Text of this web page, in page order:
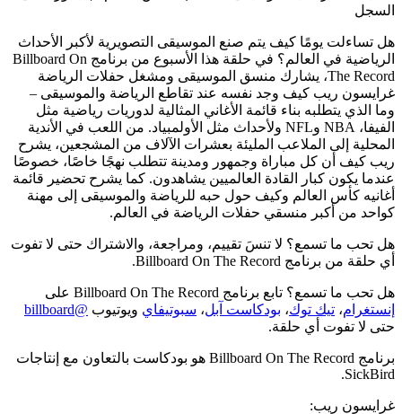
هل تساءلت يومًا كيف يتم صنع الموسيقى التصويرية لأكبر الأحداث
الرياضية في العالم؟ في حلقة هذا الأسبوع من برنامج Billboard On
The Record، يشارك منسق الموسيقى ومشغل حفلات الرياضة
غرايسون ريب كيف وجد نفسه عند تقاطع الرياضة والموسيقى –
وما الذي يتطلبه بناء قائمة الأغاني المثالية لدوريات رياضية مثل
الفيفا، NBA وNFL ولأحداث مثل الأولمبياد. من اللعب في الأندية
المحلية إلى الملاعب المليئة بعشرات الآلاف من المشجعين، يشرح
ريب كيف أن كل مباراة وجمهور ومدينة تتطلب نهجًا خاصًا، خصوصًا
عندما يكون كبار القادة العالميين يشاهدون. كما يشرح تحضير قائمة
أغانيه كأس العالم وكيف حول حبه للرياضة والموسيقى إلى مهنة
كواحد من أكبر منسقي حفلات الرياضة في العالم.
هل تحب ما تسمع؟ لا تنسَ تقييم، ومراجعة، والاشتراك حتى لا تفوت
أي حلقة من برنامج Billboard On The Record.
هل تحب ما تسمع؟ تابع برنامج Billboard On The Record على
إنستغرام، تيك توك، بودكاست آبل، سبوتيفاي ويوتيوب @billboard
حتى لا تفوت أي حلقة.
برنامج Billboard On The Record هو بودكاست بالتعاون مع إنتاجات
SickBird.
غرايسون ريب: